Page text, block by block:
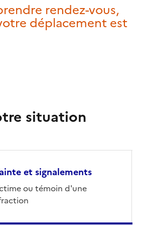
rendez-vous,
déplacement est
situation
et signalements
ou témoin d'une